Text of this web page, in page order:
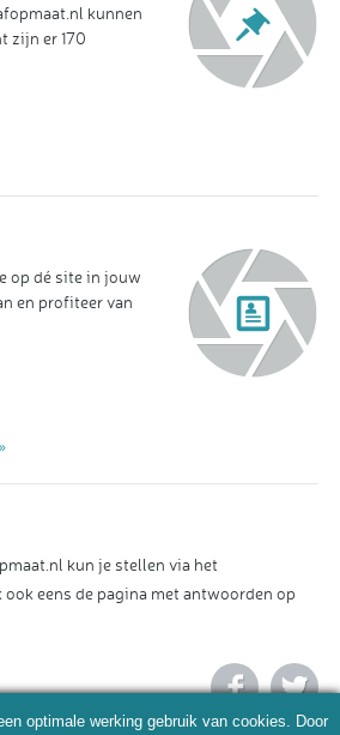
kunnen
zijn er 170
op dé site in jouw
en profiteer van
kun je stellen via het
ook eens de pagina met antwoorden op
optimale werking gebruik van cookies. Door